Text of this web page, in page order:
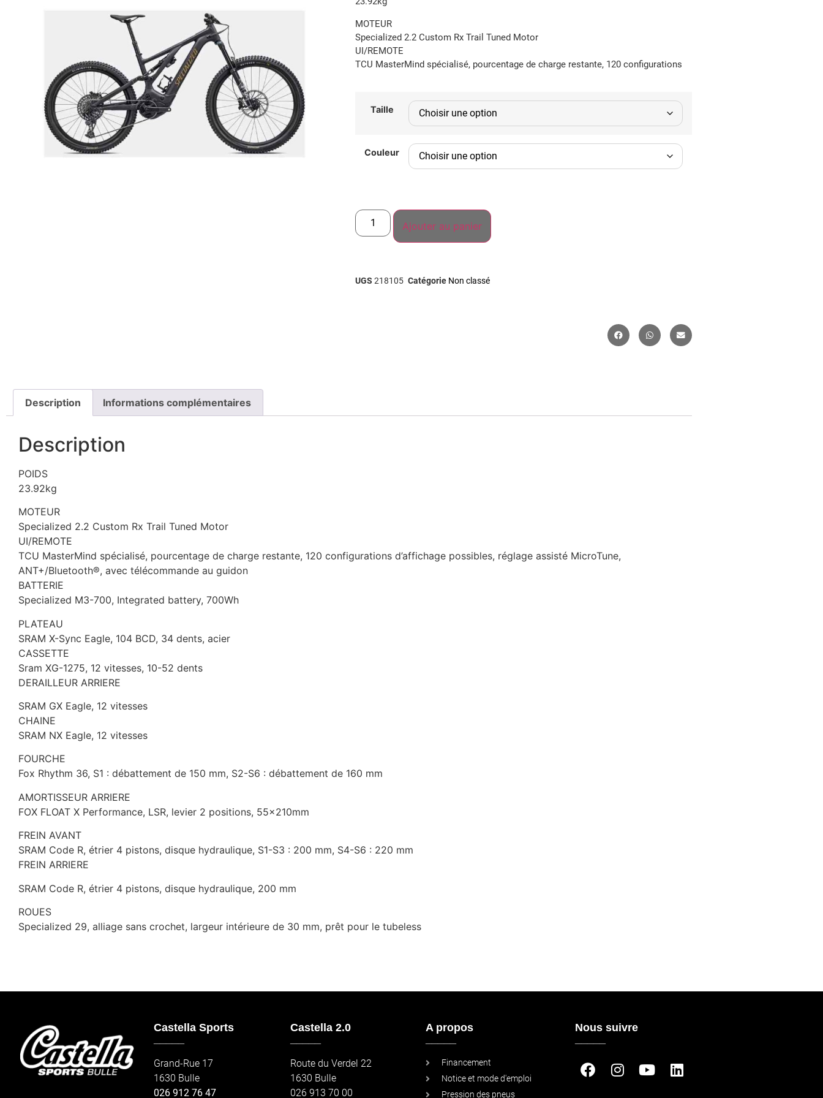
MOTEUR
Specialized 2.2 Custom Rx Trail Tuned Motor
UI/REMOTE
TCU MasterMind spécialisé, pourcentage de charge restante, 120 configurations
Taille
Couleur
Ajouter au panier
UGS 218105 Catégorie Non classé
Description Informations complémentaires
Description
POIDS
23.92kg
MOTEUR
Specialized 2.2 Custom Rx Trail Tuned Motor
UI/REMOTE
TCU MasterMind spécialisé, pourcentage de charge restante, 120 configurations d’affichage possibles, réglage assisté MicroTune,
ANT+/Bluetooth®, avec télécommande au guidon
BATTERIE
Specialized M3-700, Integrated battery, 700Wh
PLATEAU
SRAM X-Sync Eagle, 104 BCD, 34 dents, acier
CASSETTE
Sram XG-1275, 12 vitesses, 10-52 dents
DERAILLEUR ARRIERE
SRAM GX Eagle, 12 vitesses
CHAINE
SRAM NX Eagle, 12 vitesses
FOURCHE
Fox Rhythm 36, S1 : débattement de 150 mm, S2-S6 : débattement de 160 mm
AMORTISSEUR ARRIERE
FOX FLOAT X Performance, LSR, levier 2 positions, 55x210mm
FREIN AVANT
SRAM Code R, étrier 4 pistons, disque hydraulique, S1-S3 : 200 mm, S4-S6 : 220 mm
FREIN ARRIERE
SRAM Code R, étrier 4 pistons, disque hydraulique, 200 mm
ROUES
Specialized 29, alliage sans crochet, largeur intérieure de 30 mm, prêt pour le tubeless
Castella Sports
Grand-Rue 17
1630 Bulle
026 912 76 47
Castella 2.0
Route du Verdel 22
1630 Bulle
026 913 70 00
A propos
Financement
Notice et mode d'emploi
Pression des pneus
Nous suivre